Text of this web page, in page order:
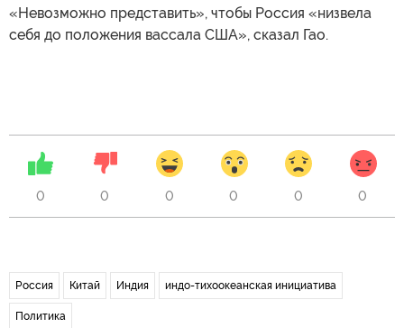
«Невозможно представить», чтобы Россия «низвела
себя до положения вассала США», сказал Гао.
0 0 0 0 0 0
Россия Китай Индия индо-тихоокеанская инициатива
Политика